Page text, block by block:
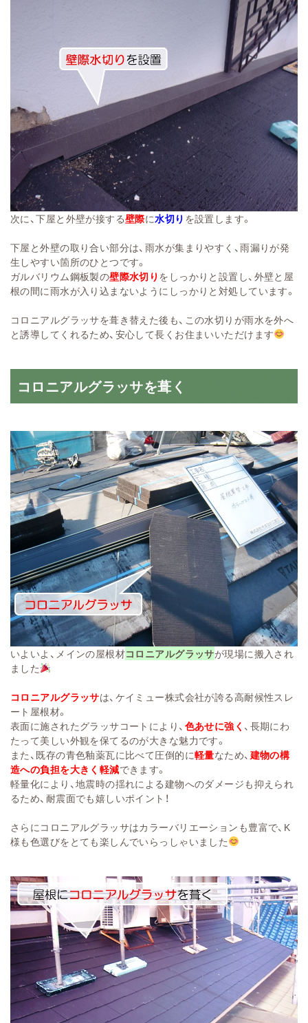
次に、下屋と外壁が接する壁際に水切り を設置します。
下屋と外壁の取り合い部分は、雨水が集まりやすく、雨漏りが発
生しやすい箇所のひとつです。
ガルバリウム鋼板製の壁際水切り をしっかりと設置し、外壁と屋
根の間に雨水が入り込まないようにしっかりと対処しています。
コロニアルグラッサを葺き替えた後も、この水切りが雨水を外へ
と誘導してくれるため、安心して長くお住まいいただけます
コロニアルグラッサを葺く
いよいよ、メインの屋根材コロニアルグラッサが現場に搬入され
ました
コロニアルグラッサは、ケイミュー株式会社が誇る高耐候性スレ
ート屋根材。
表面に施されたグラッサコートにより、 色あせに強く 、長期にわ
たって美しい外観を保てるのが大きな魅力です。
また、既存の青色釉薬瓦に比べて圧倒的に軽量なため、 建物の構
造への負担を大きく軽減できます。
軽量化により、地震時の揺れによる建物へのダメージも抑えられ
るため、耐震面でも嬉しいポイント！
さらにコロニアルグラッサはカラーバリエーションも豊富で、K
様も色選びをとても楽しんでいらっしゃいました